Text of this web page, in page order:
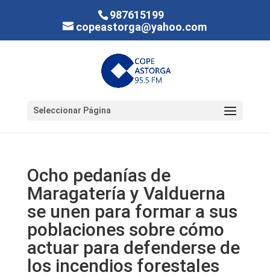
987615199
copeastorga@yahoo.com
Seleccionar Página
Ocho pedanías de
Maragatería y Valduerna
se unen para formar a sus
poblaciones sobre cómo
actuar para defenderse de
los incendios forestales